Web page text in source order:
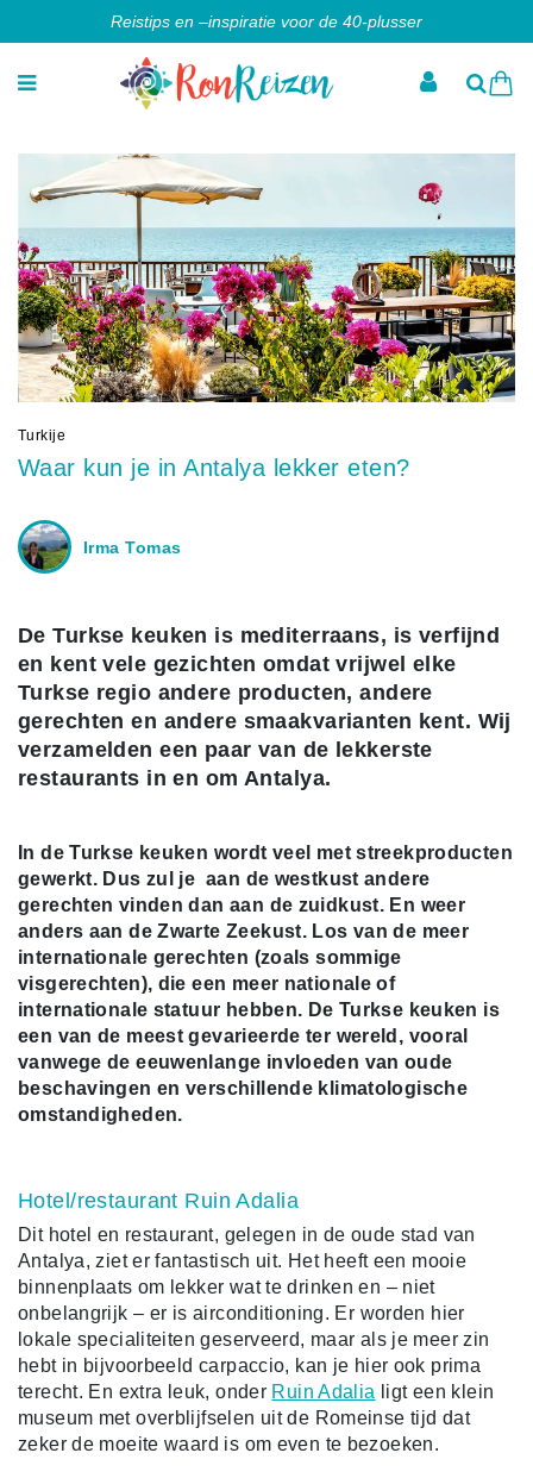
Reistips en –inspiratie voor de 40-plusser
Turkije
Waar kun je in Antalya lekker eten?
Irma Tomas
De Turkse keuken is mediterraans, is verfijnd
en kent vele gezichten omdat vrijwel elke
Turkse regio andere producten, andere
gerechten en andere smaakvarianten kent. Wij
verzamelden een paar van de lekkerste
restaurants in en om Antalya.
In de Turkse keuken wordt veel met streekproducten
gewerkt. Dus zul je aan de westkust andere
gerechten vinden dan aan de zuidkust. En weer
anders aan de Zwarte Zeekust. Los van de meer
internationale gerechten (zoals sommige
visgerechten), die een meer nationale of
internationale statuur hebben. De Turkse keuken is
een van de meest gevarieerde ter wereld, vooral
vanwege de eeuwenlange invloeden van oude
beschavingen en verschillende klimatologische
omstandigheden.
Hotel/restaurant Ruin Adalia
Dit hotel en restaurant, gelegen in de oude stad van
Antalya, ziet er fantastisch uit. Het heeft een mooie
binnenplaats om lekker wat te drinken en – niet
onbelangrijk – er is airconditioning. Er worden hier
lokale specialiteiten geserveerd, maar als je meer zin
hebt in bijvoorbeeld carpaccio, kan je hier ook prima
terecht. En extra leuk, onder Ruin Adalia ligt een klein
museum met overblijfselen uit de Romeinse tijd dat
zeker de moeite waard is om even te bezoeken.